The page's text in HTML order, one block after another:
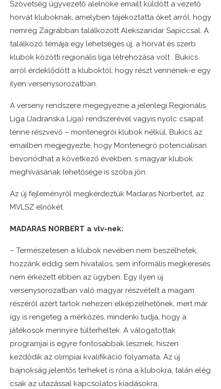
Szövetség ügyvezető alelnöke emailt küldött a vezető
horvát kluboknak, amelyben tájékoztatta őket arról, hogy
nemrég Zágrábban találkozott Alekszandar Sapiccsal. A
találkozó témája egy lehetséges új, a horvát és szerb
klubok közötti regionális liga létrehozása volt . Bukics
arról érdeklődött a kluboktól, hogy részt vennének-e egy
ilyen versenysorozatban.
A verseny rendszere megegyezne a jelenlegi Regionális
Liga (Jadranska Liga) rendszerével vagyis nyolc csapat
lenne részvevő – montenegrói klubok nélkül. Bukics az
emailben megjegyezte, hogy Montenegró potenciálisan
bevonódhat a következő években, s magyar klubok
meghívásának lehetősége is szóba jön.
Az új fejleményről megkérdeztük Madaras Norbertet, az
MVLSZ elnökét.
MADARAS NORBERT a vlv-nek:
– Természetesen a klubok nevében nem beszélhetek,
hozzánk eddig sem hivatalos, sem informális megkeresés
nem érkezett ebben az ügyben. Egy ilyen új
versenysorozatban való magyar részvételt a magam
részéről azért tartok nehezen elképzelhetőnek, mert már
így is rengeteg a mérkőzés, mindenki tudja, hogy a
játékosok mennyire túlterheltek. A válogatottak
programjai is egyre fontosabbak lesznek, hiszen
kezdődik az olimpiai kvalifikáció folyamata. Az új
bajnokság jelentős terheket is róna a klubokra, talán elég
csak az utazással kapcsolatos kiadásokra,